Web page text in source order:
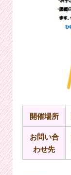
開催場所
お問い合
わせ先